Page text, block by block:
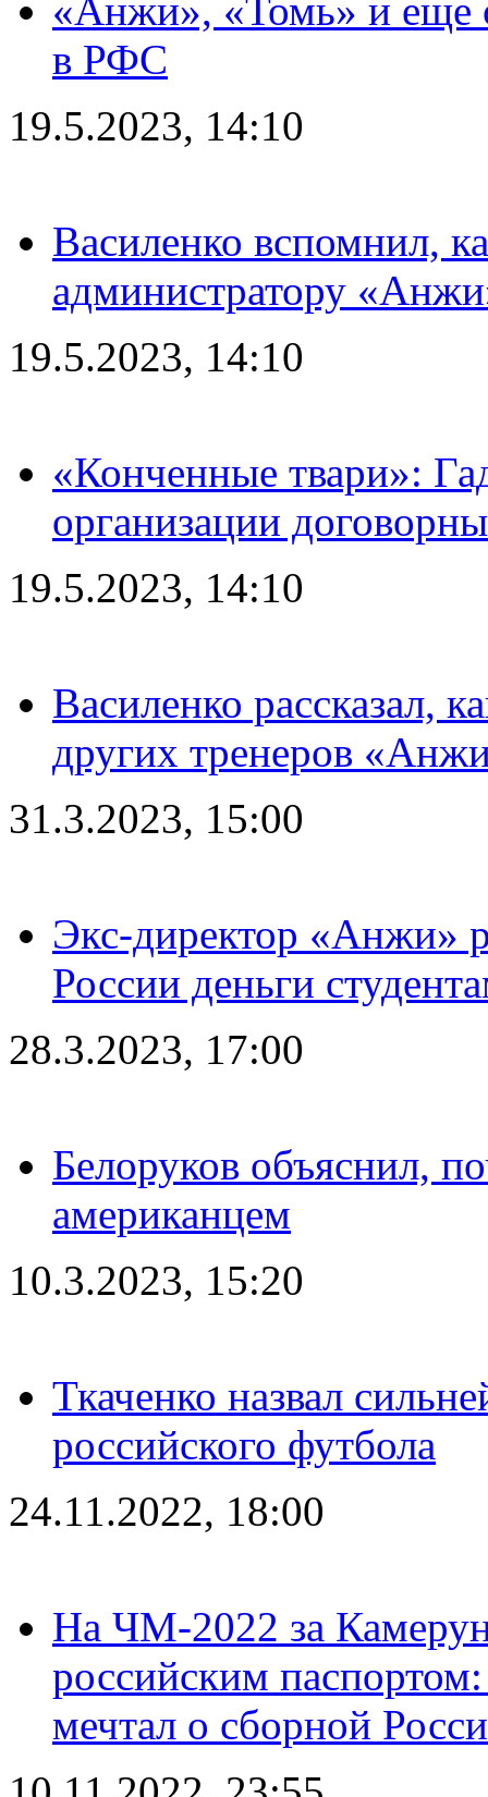
«Анжи», «Томь» и еще
в РФС
19.5.2023, 14:10
Василенко вспомнил,
администратору
19.5.2023, 14:10
«Конченные твари»:
организации
19.5.2023, 14:10
Василенко рассказал,
других тренеров
31.3.2023, 15:00
Экс-директор «Анжи»
России деньги
28.3.2023, 17:00
Белоруков объяснил,
американцем
10.3.2023, 15:20
Ткаченко назвал
российского футбола
24.11.2022, 18:00
На ЧМ-2022 за
российским
мечтал о сборной